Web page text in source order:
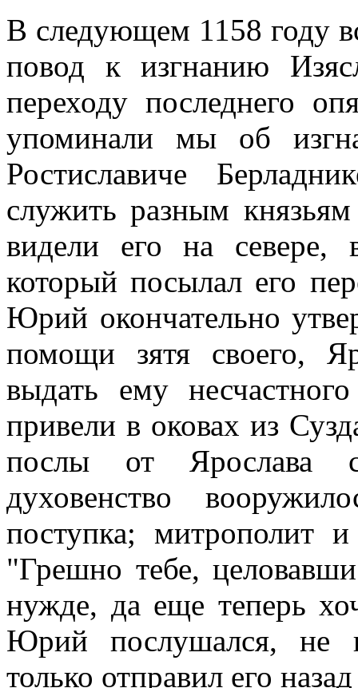
В следующем 1158 году
повод к изгнанию
переходу последнего
упоминали мы об
Ростиславиче
служить разным
видели его на севере,
который посылал его
Юрий окончательно
помощи зятя своего,
выдать ему
привели в оковах из
послы от
духовенство
поступка; митрополит
"Грешно тебе,
нужде, да еще теперь
Юрий послушался, не
только отправил его